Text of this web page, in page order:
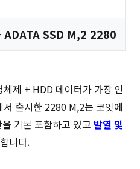
ADATA SSD M,2 2280
제 + HDD 데이터가 가장 인
서 출시한 2280 M,2는 코잇에
기본 포함하고 있고 발열 및
니다.